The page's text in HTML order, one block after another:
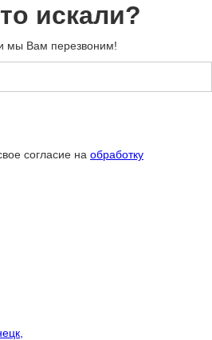
искали?
мы Вам перезвоним!
согласие на обработку